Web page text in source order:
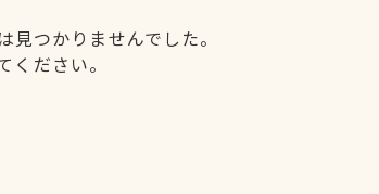
つかりませんでした。
ださい。